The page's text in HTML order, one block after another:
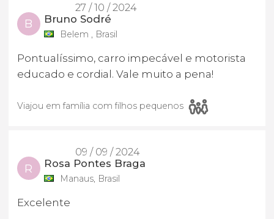
27 / 10 / 2024
B Bruno Sodré
Belem , Brasil
Pontualíssimo, carro impecável e motorista
educado e cordial. Vale muito a pena!
Viajou em família com filhos pequenos
09 / 09 / 2024
R Rosa Pontes Braga
Manaus, Brasil
Excelente